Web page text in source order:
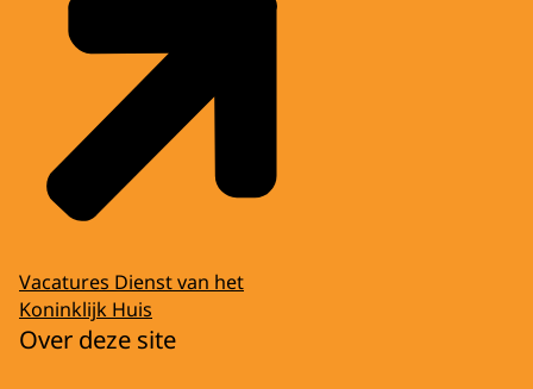
Vacatures Dienst van het
Koninklijk Huis
Over deze site